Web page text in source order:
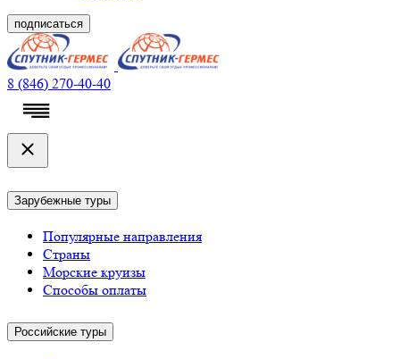
подписаться
8 (846) 270-40-40
Зарубежные туры
Популярные направления
Страны
Морские круизы
Способы оплаты
Российские туры